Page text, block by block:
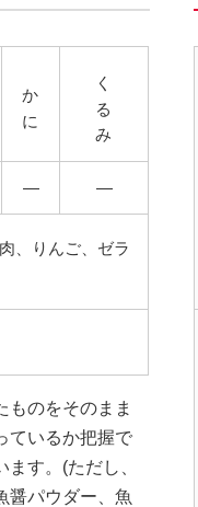
かに くるみ
― ―
、りんご、ゼラ
ものをそのまま
ているか把握で
す。(ただし、
醤パウダー、魚